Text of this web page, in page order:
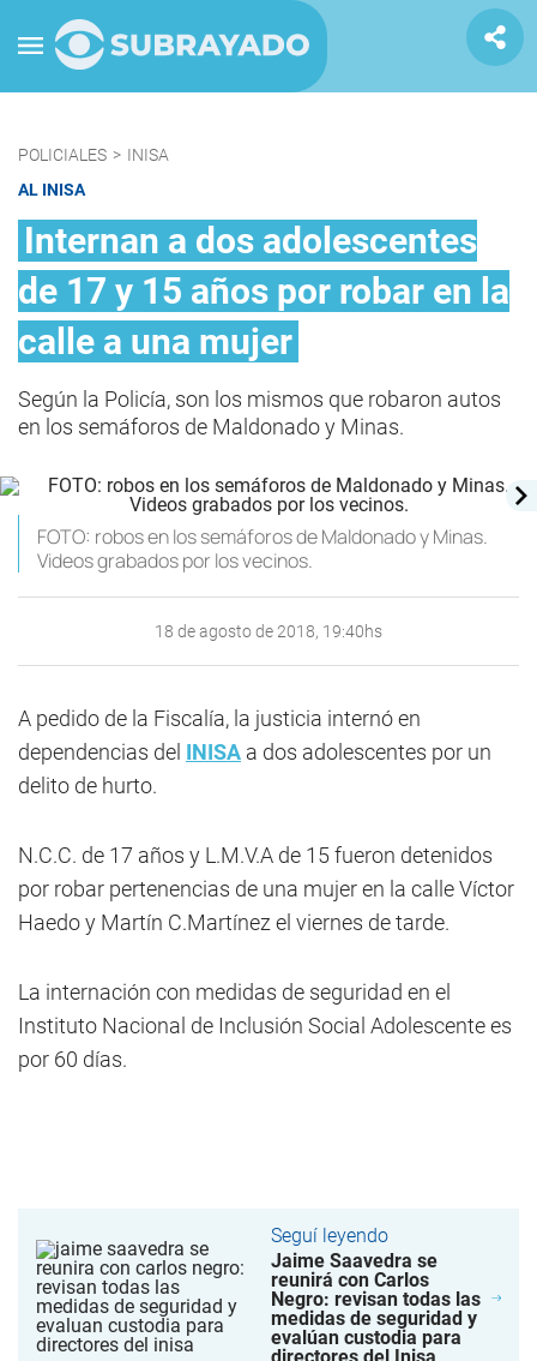
POLICIALES > INISA
AL INISA
Internan a dos adolescentes
de 17 y 15 años por robar en la
calle a una mujer
Según la Policía, son los mismos que robaron autos
en los semáforos de Maldonado y Minas.
FOTO: robos en los semáforos de Maldonado y Minas.
Videos grabados por los vecinos.
18 de agosto de 2018, 19:40hs
A pedido de la Fiscalía, la justicia internó en
dependencias del INISA a dos adolescentes por un
delito de hurto.
N.C.C. de 17 años y L.M.V.A de 15 fueron detenidos
por robar pertenencias de una mujer en la calle Víctor
Haedo y Martín C.Martínez el viernes de tarde.
La internación con medidas de seguridad en el
Instituto Nacional de Inclusión Social Adolescente es
por 60 días.
Seguí leyendo
Jaime Saavedra se
reunirá con Carlos
Negro: revisan todas las
medidas de seguridad y
evalúan custodia para